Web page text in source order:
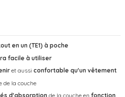
en un (TE1) à poche
facile à utiliser
et aussi confortable qu'un vêtement
de la couche
d'absorption de la couche en fonction